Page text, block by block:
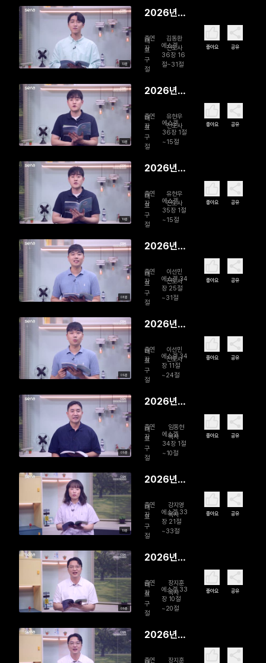
10분
2026년
일 영혼 리
모델링
출연
자
김동환
전도사
대
표
구
절
에스겔
36장 16
절~31절
좋아요 공유
10분
2026년
일 회복을
줄게
출연
자
유현우
전도사
대
표
구
절
에스겔
36장 1절
~15절
좋아요 공유
10분
2026년
일 하나님
의 참교육
출연
자
유현우
전도사
대
표
구
절
에스겔
35장 1절
~15절
좋아요 공유
08분
2026년
일 나의 완
벽한 목자
출연
자
이선민
전도사
대
표
구
절
에스겔 34
장 25절
~31절
좋아요 공유
09분
2026년
일 다시, 목
자의 품으
로
출연
자
이선민
전도사
대
표
구
절
에스겔 34
장 11절
~24절
좋아요 공유
09분
2026년
양 떼를 찾
아서
출연
자
임동현
목사
대
표
구
절
에스겔
34장 1절
~10절
좋아요 공유
10분
2026년
들었으면
행하라!
출연
자
강지영
목사
대
표
구
절
에스겔 33
장 21절
~33절
좋아요 공유
09분
2026년
일 ‘오늘’을
보신다
출연
자
장지훈
목사
대
표
구
절
에스겔 33
장 10절
~20절
좋아요 공유
2026년
출연 장지훈